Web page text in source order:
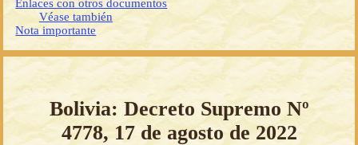
Enlaces con otros documentos
Véase también
Nota importante
Bolivia: Decreto Supremo Nº
4778, 17 de agosto de 2022